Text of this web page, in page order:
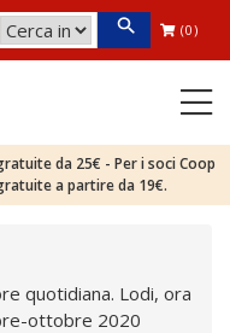
(0)
da 25€ - Per i soci Coop
a partire da 19€.
quotidiana. Lodi, ora
ottobre 2020